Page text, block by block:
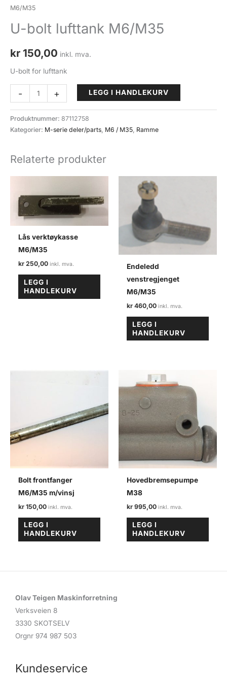
M6/M35
U-bolt lufttank M6/M35
kr 150,00 inkl. mva.
U-bolt for lufttank
-
bolt
lufttank
M6/M35
+ LEGG I HANDLEKURV
Produktnummer: 87112758
Kategorier: M-serie deler/parts, M6 / M35, Ramme
Relaterte produkter
Lås verktøykasse
M6/M35
kr 250,00
LEGG I
HANDLEKURV
Endeledd
venstregjenget
M6/M35
kr 460,00
LEGG I
HANDLEKURV
Bolt frontfanger
M6/M35 m/vinsj
kr 150,00
LEGG I
HANDLEKURV
Hovedbremsepumpe
M38
kr 995,00
LEGG I
HANDLEKURV
Olav Teigen Maskinforretning
Verksveien 8
3330 SKOTSELV
Orgnr 974 987 503
Kundeservice